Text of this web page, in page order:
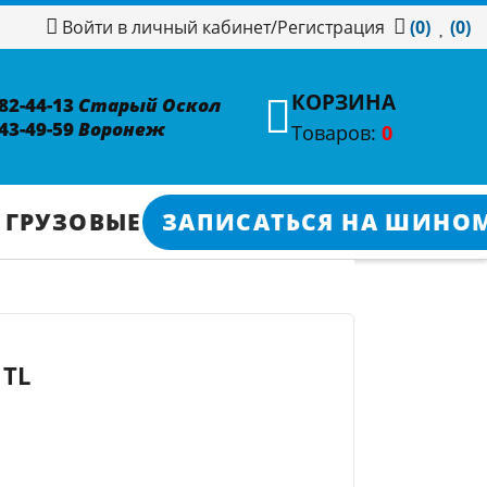
Войти в личный кабинет/Регистрация (0) (0)
44-13 Старый Оскол
49-59Воронеж
КОРЗИНА
Товаров: 0
ЗАПИСАТЬСЯ НА